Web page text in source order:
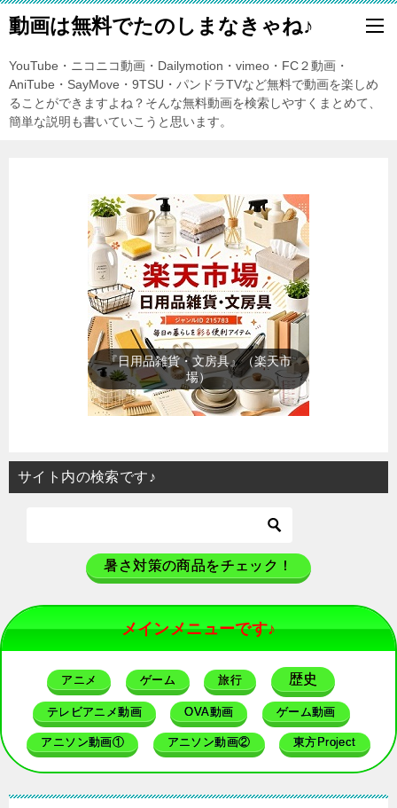
動画は無料でたのしまなきゃね♪
YouTube・ニコニコ動画・Dailymotion・vimeo・FC２動画・
AniTube・SayMove・9TSU・パンドラTVなど無料で動画を楽しめ
ることができますよね？そんな無料動画を検索しやすくまとめて、
簡単な説明も書いていこうと思います。
『暑さ対策』（楽天市場）
サイト内の検索です♪
暑さ対策の商品をチェック！
メインメニューです♪
アニメ ゲーム 旅行 歴史
テレビアニメ動画 OVA動画 ゲーム動画
アニソン動画① アニソン動画② 東方Project